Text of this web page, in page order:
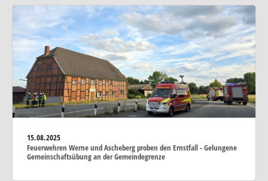
15.08.2025
Feuerwehren Werne und Ascheberg proben den Ernstfall - Gelungene
Gemeinschaftsübung an der Gemeindegrenze